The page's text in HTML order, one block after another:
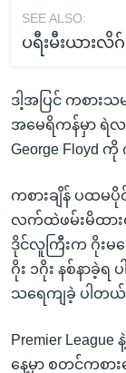
SEE ALSO:
ပရီးမီးယားလိ
ဒါ့အပြင် ကစားသ
အမေရိကန်မှာ ရဲ
George Floyd
ကစားချိန် ပထမပို
လက်ထဲဖမ်းမိထား
ဒိုင်လူကြီးက ဂိုး
ဂိုး ၁ဂိုး နစ်နာခဲ့ရ
သရေကျခဲ့ ပါတယ်
Premier
နေ့မှာ စတင်ကစား